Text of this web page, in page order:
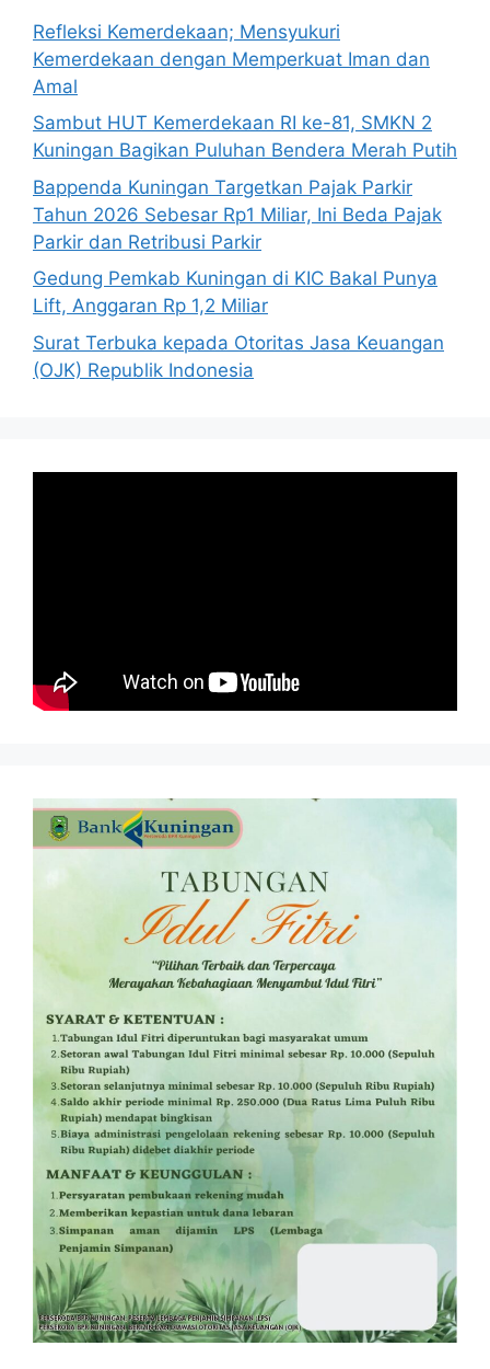
Refleksi Kemerdekaan; Mensyukuri
Kemerdekaan dengan Memperkuat Iman dan
Amal
Sambut HUT Kemerdekaan RI ke-81, SMKN 2
Kuningan Bagikan Puluhan Bendera Merah Putih
Bappenda Kuningan Targetkan Pajak Parkir
Tahun 2026 Sebesar Rp1 Miliar, Ini Beda Pajak
Parkir dan Retribusi Parkir
Gedung Pemkab Kuningan di KIC Bakal Punya
Lift, Anggaran Rp 1,2 Miliar
Surat Terbuka kepada Otoritas Jasa Keuangan
(OJK) Republik Indonesia